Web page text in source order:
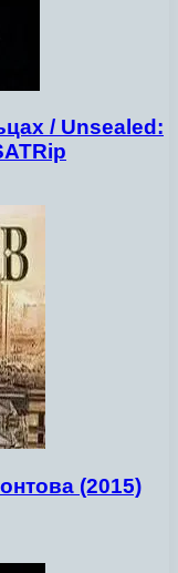
/ Unsealed:
(2015)